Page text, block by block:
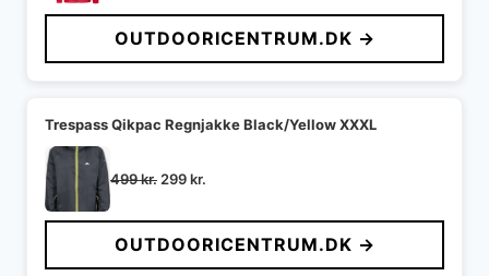
pris
var:
499 kr..
pris
er:
299 kr..
OUTDOORICENTRUM.DK →
Trespass Qikpac Regnjakke Black/Yellow XXXL
499kr. Den
pris
var:
499 kr..
299kr.
pris
er:
299 kr..
OUTDOORICENTRUM.DK →